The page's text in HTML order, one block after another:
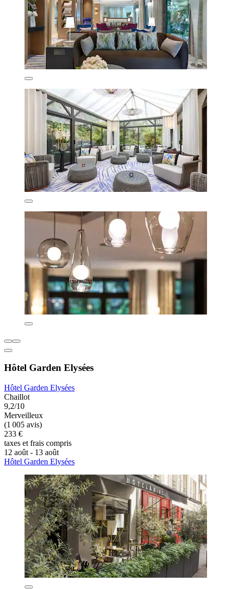
Hôtel Garden Elysées
Hôtel Garden Elysées
Chaillot
9,2/10
Merveilleux
(1 005 avis)
233 €
taxes et frais compris
12 août - 13 août
Hôtel Garden Elysées